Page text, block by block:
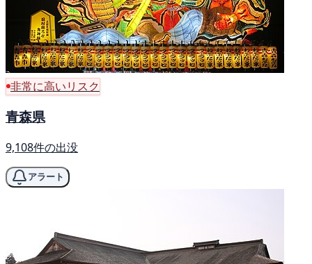
非常に高いリスク
青森県
9,108件の出没
アラート